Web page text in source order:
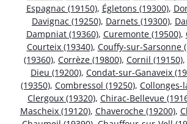
Espagnac (19150), Égletons (19300),
Davignac (19250), Darnets (19300),
Dampniat (19360), Curemonte (19500),
Courteix (19340), Couffy-sur-Sarsonne
(19360), Corrèze (19800), Cornil (19150),
Dieu (19200), Condat-sur-Ganaveix
(19350), Combressol (19250), Collonges-
Clergoux (19320), Chirac-Bellevue
Mascheix (19120), Chaveroche (19200),